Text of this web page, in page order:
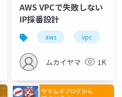
AWS VPCで失敗しない
IP採番設計
aws vpc
ムカイヤマ 1K